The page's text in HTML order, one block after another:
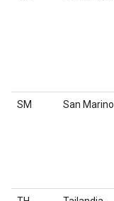
SM San Marino